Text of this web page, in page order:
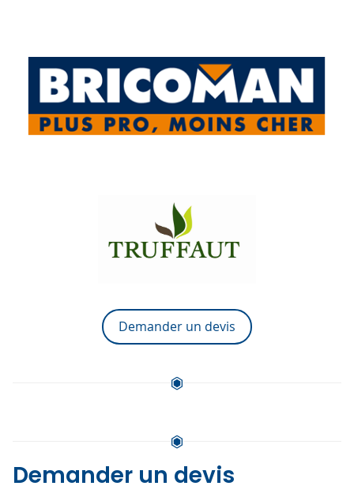
Demander un devis
Demander un devis